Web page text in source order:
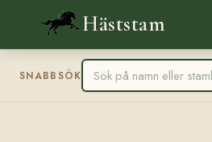
Häststam
SNABBSÖK